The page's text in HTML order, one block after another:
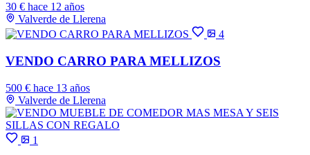
30 € hace 12 años
Valverde de Llerena
4
VENDO CARRO PARA MELLIZOS
500 € hace 13 años
Valverde de Llerena
1